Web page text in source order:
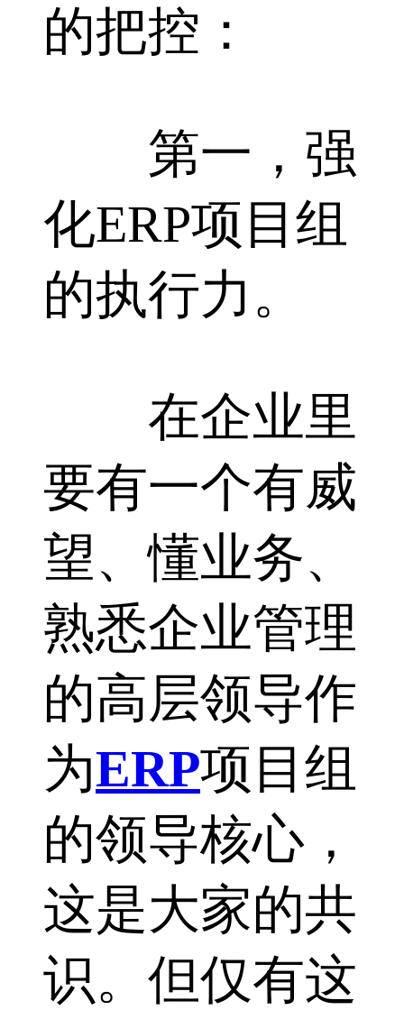
的把控：
第一，强
化ERP项目组
的执行力。
在企业里
要有一个有威
望、懂业务、
熟悉企业管理
的高层领导作
为ERP项目组
的领导核心，
这是大家的共
识。但仅有这